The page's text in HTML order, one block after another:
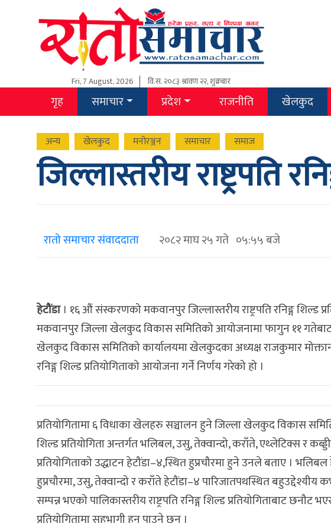
Fri, 7 August, 2026 वि.स.२०८३ श्रावण २२, शुक्रबार
गृह समाचार प्रदेश राजनीति खेलकुद
अन्य खेलकुद मनोरञ्जन समाचार समाज
जिल्लास्तरीय राष्ट्रपति
रातो समाचार संवाददाता २०८२ माघ २५ गते ०५:५५ बजे
हेटौंडा। १६ औं संस्करणको मकवानपुर जिल्लास्तरीय राष्ट्रपति रनिङ्ग
मकवानपुर जिल्ला खेलकुद विकास समितिको आयोजनामा फागुन ११ गतेबाट
खेलकुद विकास समितिको कार्यालयमा खेलकुदका अध्यक्ष राजकुमार
रनिङ्ग शिल्ड प्रतियोगिताको आयोजना गर्ने निर्णय गरेको हो ।
प्रतियोगितामा ६ विधाका खेलहरु सञ्चालन हुने जिल्ला खेलकुद विकास
शिल्ड प्रतियोगिता अन्तर्गत भलिबल, उसु, तेक्वान्दो, कराँते, एथ्लेटिक्स र
प्रतियोगिताको उद्धाटन हेटौंडा–४,स्थित हुप्रचौरमा हुने उनले बताए ।
हुप्रचौरमा, उसु, तेक्वान्दो र कराँते हेटौंडा–४ पारिजातपथस्थित
सम्पन्न भएको पालिकास्तरीय राष्ट्रपति रनिङ्ग शिल्ड प्रतियोगिताबाट